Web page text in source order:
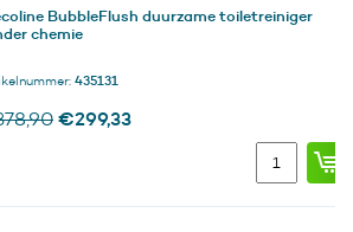
BubbleFlush duurzame toiletreiniger
chemie
435131
Oorspronkelijke
€299,33Huidige
Wecoline
BubbleFlush